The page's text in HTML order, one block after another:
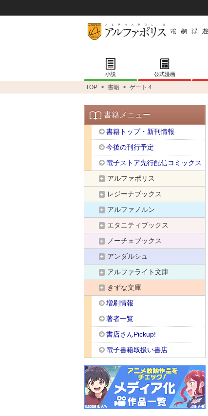
小説 公式漫画
TOP > 書籍 > ゲート４
書籍メニュー
書籍トップ・新刊情報
今後の刊行予定
電子ストア先行配信コミックス
アルファポリス
レジーナブックス
アルファノルン
エタニティブックス
ノーチェブックス
アンダルシュ
アルファライト文庫
きずな文庫
増刷情報
著者一覧
書店さんPickup!
電子書籍取扱い書店